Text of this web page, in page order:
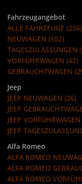
Fahrzeugangebot
ALLE FAHRZEUGE (236)
NEUWAGEN (102)
TAGESZULASSUNGEN
VORFÜHRWAGEN (42)
GEBRAUCHTWAGEN
Jeep
JEEP NEUWAGEN (26)
JEEP
JEEP
JEEP
Alfa Romeo
ALFA ROMEO
ALFA ROMEO
ALFA ROMEO